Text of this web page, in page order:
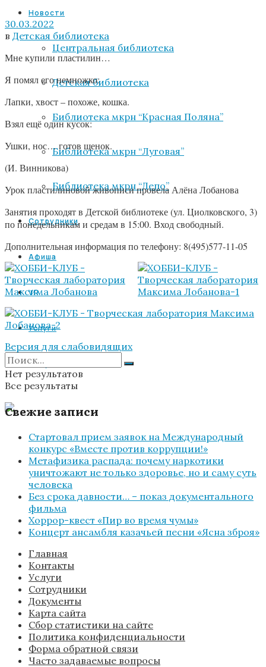
Новости
Центральная библиотека
Детская библиотека
Библиотека мкрн “Красная Поляна”
Библиотека мкрн “Луговая”
Библиотека мкрн “Депо”
Сотрудники
Афиша
VR
Услуги
Документы
30.03.2022
в Детская библиотека
Мне купили пластилин…
Я помял его немножко:
Лапки, хвост – похоже, кошка.
Взял ещё один кусок:
Ушки, нос… готов щенок.
(И. Винникова)
Урок пластилиновой живописи провела Алёна Лобанова
Занятия проходят в Детской библиотеке (ул. Циолковского, 3)
по понедельникам и средам в 15:00. Вход свободный.
Дополнительная информация по телефону: 8(495)577-11-05
Версия для слабовидящих
Нет результатов
Все результаты
Свежие записи
Стартовал прием заявок на Международный
конкурс «Вместе против коррупции!»
Метафизика распада: почему наркотики
уничтожают не только здоровье, но и саму суть
человека
Без срока давности… – показ документального
фильма
Хоррор-квест «Пир во время чумы»
Концерт ансамбля казачьей песни «Ясна зброя»
Главная
Контакты
Услуги
Сотрудники
Документы
Карта сайта
Сбор статистики на сайте
Политика конфиденциальности
Форма обратной связи
Часто задаваемые вопросы